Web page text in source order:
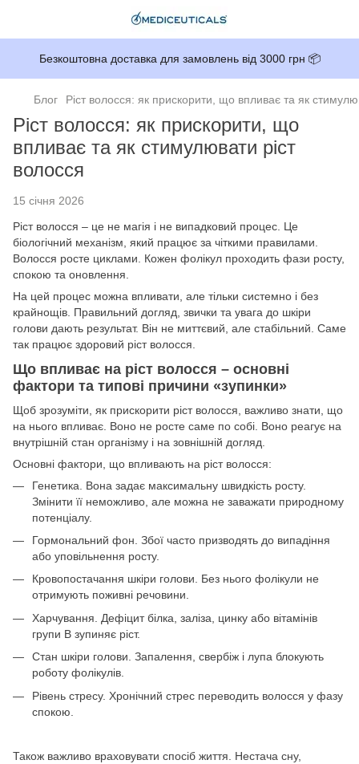
Безкоштовна доставка для замовлень від 3000 грн 📦
Блог Ріст волосся: як прискорити, що впливає та як
Ріст волосся: як прискорити, що
впливає та як стимулювати ріст
волосся
15 січня 2026
Ріст волосся – це не магія і не випадковий процес. Це
біологічний механізм, який працює за чіткими правилами.
Волосся росте циклами. Кожен фолікул проходить фази росту,
спокою та оновлення.
На цей процес можна впливати, але тільки системно і без
крайнощів. Правильний догляд, звички та увага до шкіри
голови дають результат. Він не миттєвий, але стабільний. Саме
так працює здоровий ріст волосся.
Що впливає на ріст волосся – основні
фактори та типові причини «зупинки»
Щоб зрозуміти, як прискорити ріст волосся, важливо знати, що
на нього впливає. Воно не росте саме по собі. Воно реагує на
внутрішній стан організму і на зовнішній догляд.
Основні фактори, що впливають на ріст волосся:
Генетика. Вона задає максимальну швидкість росту.
Змінити її неможливо, але можна не заважати природному
потенціалу.
Гормональний фон. Збої часто призводять до випадіння
або уповільнення росту.
Кровопостачання шкіри голови. Без нього фолікули не
отримують поживні речовини.
Харчування. Дефіцит білка, заліза, цинку або вітамінів
групи B зупиняє ріст.
Стан шкіри голови. Запалення, свербіж і лупа блокують
роботу фолікулів.
Рівень стресу. Хронічний стрес переводить волосся у фазу
спокою.
Також важливо враховувати спосіб життя. Нестача сну,